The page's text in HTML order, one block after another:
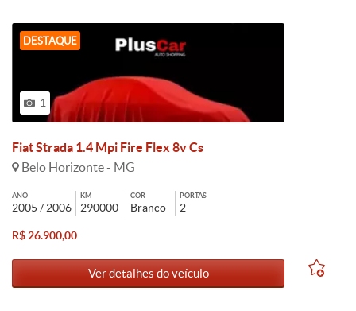
DESTAQUE
1
Fiat Strada 1.4 Mpi Fire Flex 8v Cs
Belo Horizonte - MG
ANO
2005 / 2006
KM
290000
COR
Branco
PORTAS
2
R$ 26.900,00
Ver detalhes do veículo